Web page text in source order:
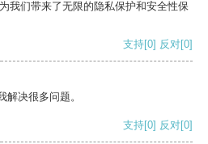
我们带来了无限的隐私保护和安全性保
支持[0] 反对[0]
决很多问题。
支持[0] 反对[0]